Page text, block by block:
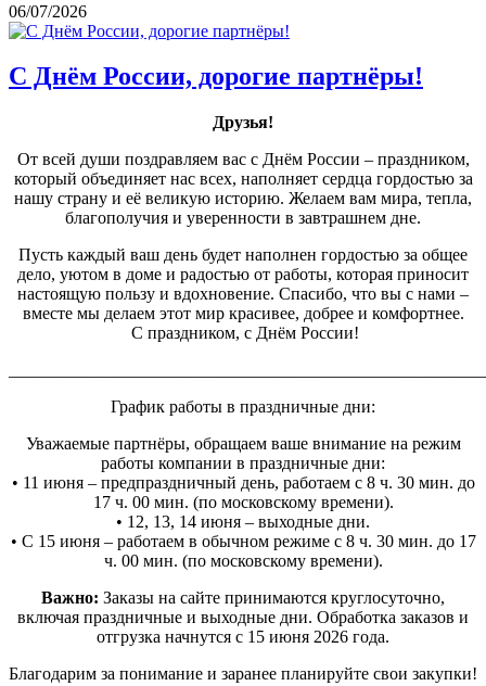
06/07/2026
С Днём России, дорогие партнёры!
Друзья!
От всей души поздравляем вас с Днём России – праздником,
который объединяет нас всех, наполняет сердца гордостью за
нашу страну и её великую историю. Желаем вам мира, тепла,
благополучия и уверенности в завтрашнем дне.
Пусть каждый ваш день будет наполнен гордостью за общее
дело, уютом в доме и радостью от работы, которая приносит
настоящую пользу и вдохновение. Спасибо, что вы с нами –
вместе мы делаем этот мир красивее, добрее и комфортнее.
С праздником, с Днём России!
График работы в праздничные дни:
Уважаемые партнёры, обращаем ваше внимание на режим
работы компании в праздничные дни:
• 11 июня – предпраздничный день, работаем с 8 ч. 30 мин. до
17 ч. 00 мин. (по московскому времени).
• 12, 13, 14 июня – выходные дни.
• С 15 июня – работаем в обычном режиме с 8 ч. 30 мин. до 17
ч. 00 мин. (по московскому времени).
Важно: Заказы на сайте принимаются круглосуточно,
включая праздничные и выходные дни. Обработка заказов и
отгрузка начнутся с 15 июня 2026 года.
Благодарим за понимание и заранее планируйте свои закупки!